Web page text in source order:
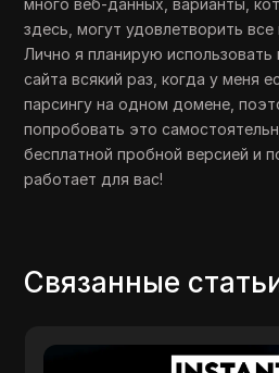
много веб-данных, варианты,
здесь, могут удовлетворить
Лично я планирую
сайта всякий раз, когда у меня
парсингу на одном домене,
попробовать это
бесплатной пробной версией и
работает для вас!
Связанные